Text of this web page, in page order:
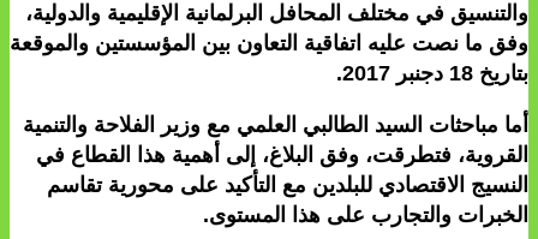
والتنسيق في مختلف المحافل البرلمانية الإقليمية والدولية،
وفق ما نصت عليه اتفاقية التعاون بين المؤسستين والموقعة
بتاريخ 18 دجنبر 2017.
أما مباحثات السيد الطالبي العلمي مع وزير الفلاحة والتنمية
القروية، فتطرقت، وفق البلاغ، إلى أهمية هذا القطاع في
النسيج الاقتصادي للبلدين مع التأكيد على محورية تقاسم
الخبرات والتجارب على هذا المستوى.